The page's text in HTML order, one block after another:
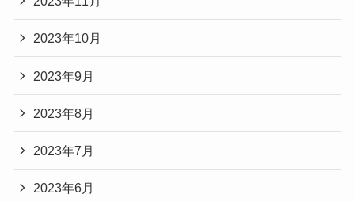
2023年10月
2023年9月
2023年8月
2023年7月
2023年6月